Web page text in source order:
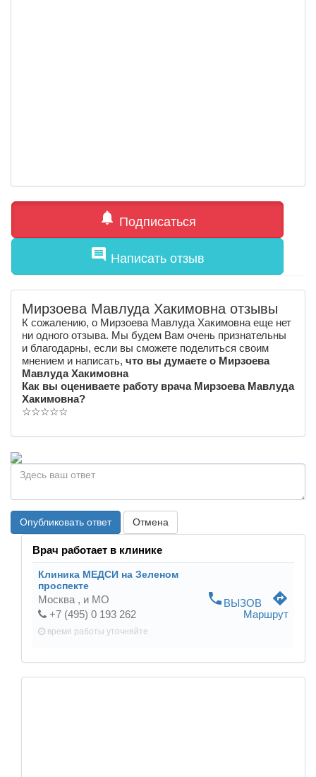
notifications Подписаться
comment Написать отзыв
Мирзоева Мавлуда Хакимовна отзывы
К сожалению, о Мирзоева Мавлуда Хакимовна еще нет
ни одного отзыва. Мы будем Вам очень признательны
и благодарны, если вы сможете поделиться своим
мнением и написать, что вы думаете о Мирзоева
Мавлуда Хакимовна
Как вы оцениваете работу врача Мирзоева Мавлуда
Хакимовна?
☆☆☆☆☆
Опубликовать ответ Отмена
Врач работает в клинике
Клиника МЕДСИ на Зеленом
проспекте
Москва , и МО
+7 (495) 0 193 262
время работы уточняйте
phone ВЫЗОВ directions
Маршрут